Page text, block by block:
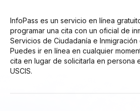
InfoPass es un servicio en línea
programar una cita con un oficial de
Servicios de Ciudadanía e Inmigración
Puedes ir en línea en cualquier
cita en lugar de solicitarla en persona
USCIS.